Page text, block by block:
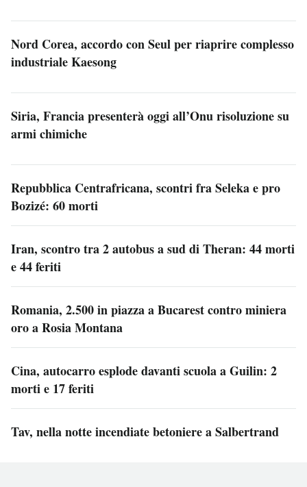
Nord Corea, accordo con Seul per riaprire complesso
industriale Kaesong
Siria, Francia presenterà oggi all’Onu risoluzione su
armi chimiche
Repubblica Centrafricana, scontri fra Seleka e pro
Bozizé: 60 morti
Iran, scontro tra 2 autobus a sud di Theran: 44 morti
e 44 feriti
Romania, 2.500 in piazza a Bucarest contro miniera
oro a Rosia Montana
Cina, autocarro esplode davanti scuola a Guilin: 2
morti e 17 feriti
Tav, nella notte incendiate betoniere a Salbertrand